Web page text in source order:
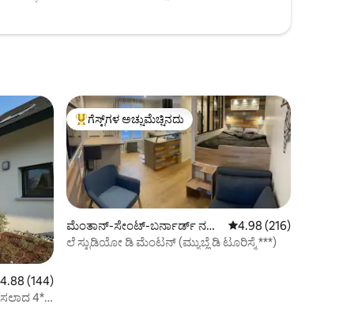
4.88 ಸರಾಸರಿ ರೇಟಿಂಗ್, 144 ವಿಮರ್ಶೆಗಳು
4.88 (144)
4*
ಗೆಸ್ಟ್‌ಗಳಿಗೆ ಅತಿ ಹೆಚ್ಚು ಅಚ್ಚುಮೆಚ್ಚಿನದು
ಗೆಸ್ಟ್‌ಗಳ ಅಚ್ಚುಮೆಚ್ಚಿನದು
ಮೆಂತಾನ್-ಸೇಂಟ್-ಬರ್ನಾರ್ಡ್ ನಲ್ಲಿ
ಕಾಂಡೋ
5 ರಲ್ಲಿ 4.98 ಸರಾಸರಿ
4.98 (216)
ಲೆ ಸ್ಟುಡಿಯೋ ಡಿ ಮೆಂಟನ್ (ಮ್ಯುಬ್ಲೆ ಡಿ ಟೂರಿಸ್ಮೆ ***)